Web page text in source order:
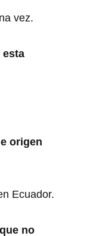
vez.
esta
origen
Ecuador.
no